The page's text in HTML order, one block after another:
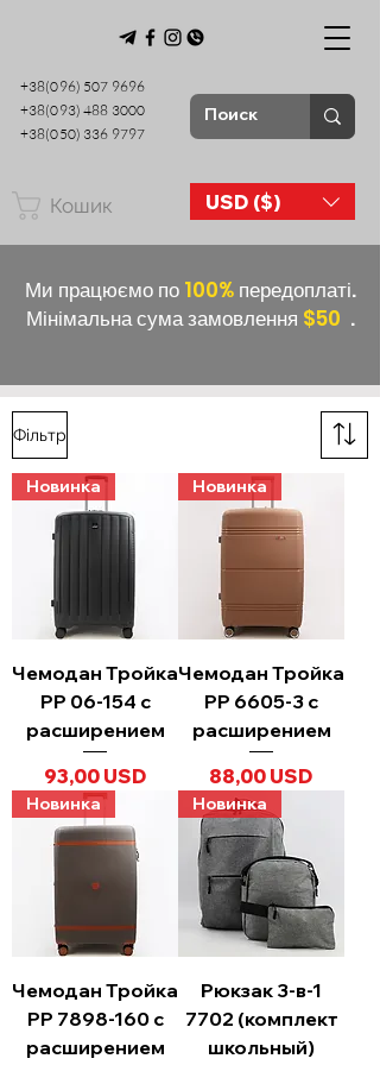
+38(096) 507 9696
+38(093) 488 3000
+38(050) 336 9797
USD ($)
Кошик
Ми працюємо по 100% передоплаті.
Мінімальна сума замовлення $50 .
Фільтр
Новинка
Чемодан Тройка
PP 06-154 с
расширением
Ціна
93,00 USD
Новинка
Чемодан Тройка
PP 6605-3 с
расширением
Ціна
88,00 USD
Новинка
Чемодан Тройка
PP 7898-160 с
расширением
Новинка
Рюкзак 3-в-1
7702 (комплект
школьный)